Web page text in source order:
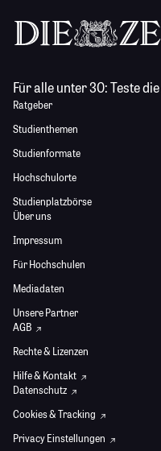
Für alle unter 30:Teste die
Ratgeber
Studienthemen
Studienformate
Hochschulorte
Studienplatzbörse
Über uns
Impressum
Für Hochschulen
Mediadaten
Unsere Partner
AGB
Rechte & Lizenzen
Hilfe & Kontakt
Datenschutz
Cookies & Tracking
Privacy Einstellungen